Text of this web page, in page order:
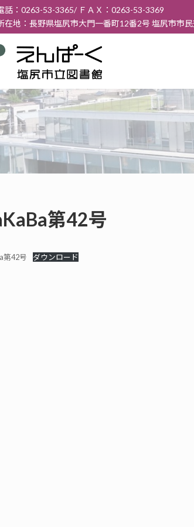
話：0263-53-3365/ ＦＡＸ：0263-53-3369
在地：長野県塩尻市大門一番町12番2号 塩尻市市
第42号
第42号 ダウンロード